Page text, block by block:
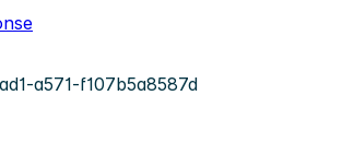
a571-f107b5a8587d